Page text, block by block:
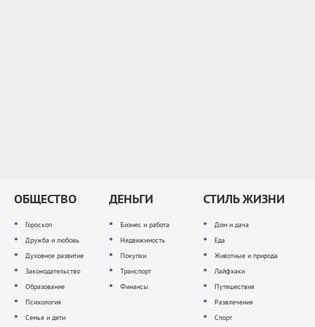
ОБЩЕСТВО
Гороскоп
Дружба и любовь
Духовное развитие
Законодательство
Образование
Психология
Семья и дети
ДЕНЬГИ
Бизнес и работа
Недвижимость
Покупки
Транспорт
Финансы
СТИЛЬ ЖИЗНИ
Дом и дача
Еда
Животные и природа
Лайфхаки
Путешествия
Развлечения
Спорт